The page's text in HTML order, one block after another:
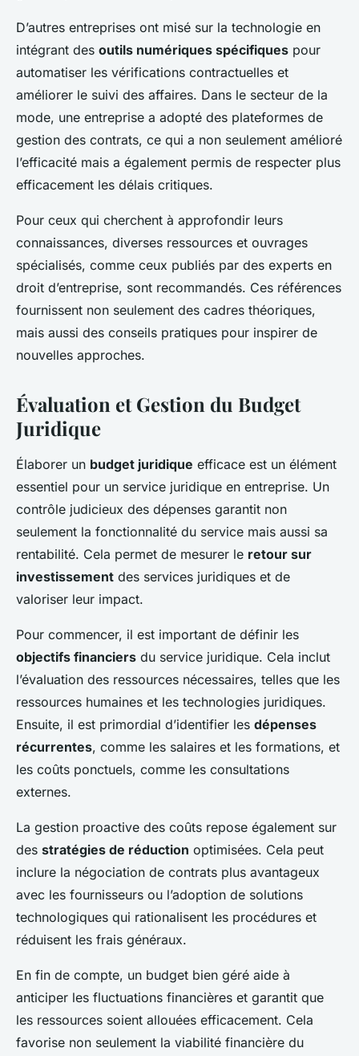
D’autres entreprises ont misé sur la technologie en
intégrant des outils numériques spécifiques pour
automatiser les vérifications contractuelles et
améliorer le suivi des affaires. Dans le secteur de la
mode, une entreprise a adopté des plateformes de
gestion des contrats, ce qui a non seulement amélioré
l’efficacité mais a également permis de respecter plus
efficacement les délais critiques.
Pour ceux qui cherchent à approfondir leurs
connaissances, diverses ressources et ouvrages
spécialisés, comme ceux publiés par des experts en
droit d’entreprise, sont recommandés. Ces références
fournissent non seulement des cadres théoriques,
mais aussi des conseils pratiques pour inspirer de
nouvelles approches.
Évaluation et Gestion du Budget
Juridique
Élaborer un budget juridique efficace est un élément
essentiel pour un service juridique en entreprise. Un
contrôle judicieux des dépenses garantit non
seulement la fonctionnalité du service mais aussi sa
rentabilité. Cela permet de mesurer le retour sur
investissement des services juridiques et de
valoriser leur impact.
Pour commencer, il est important de définir les
objectifs financiers du service juridique. Cela inclut
l’évaluation des ressources nécessaires, telles que les
ressources humaines et les technologies juridiques.
Ensuite, il est primordial d’identifier les dépenses
récurrentes, comme les salaires et les formations, et
les coûts ponctuels, comme les consultations
externes.
La gestion proactive des coûts repose également sur
des stratégies de réduction optimisées. Cela peut
inclure la négociation de contrats plus avantageux
avec les fournisseurs ou l’adoption de solutions
technologiques qui rationalisent les procédures et
réduisent les frais généraux.
En fin de compte, un budget bien géré aide à
anticiper les fluctuations financières et garantit que
les ressources soient allouées efficacement. Cela
favorise non seulement la viabilité financière du